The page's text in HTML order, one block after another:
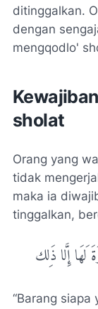
ditinggalkan.
dengan
mengqodlo'
sholat
Orang yang
tidak
maka ia
tinggalkan,
ﺇِﻟَّﺎ ﺫَﻟِﻚ
“Barang siapa